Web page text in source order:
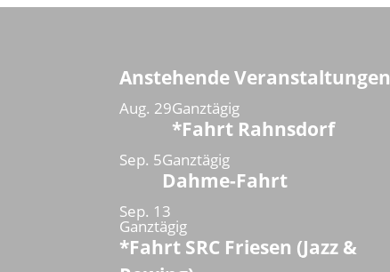
Anstehende Veranstaltungen
Aug. 29Ganztägig
*Fahrt Rahnsdorf
Sep. 5Ganztägig
Dahme-Fahrt
Sep. 13
Ganztägig
*Fahrt SRC Friesen (Jazz &